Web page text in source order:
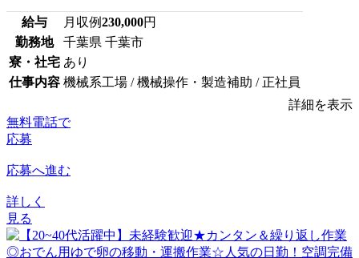
給与 月収例230,000円
勤務地
千葉県 千葉市
寮・社宅 あり
仕事内容 機械系工場 / 機械操作・製造補助 / 正社員
詳細を表示
無料電話で
応募
応募へ進む
詳しく
見る